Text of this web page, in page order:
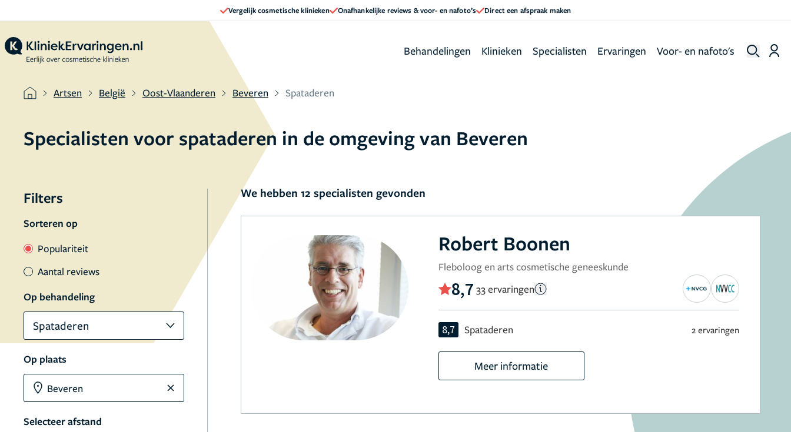
Vergelijk cosmetische klinieken Onafhankelijke reviews & voor- en nafoto’s Direct een afspraak maken
Behandelingen Klinieken Specialisten Ervaringen Voor- en nafoto's
Artsen België Oost-Vlaanderen Beveren Spataderen
Specialisten voor spataderen in de omgeving van Beveren
Filters
Sorteren op
Populariteit
Aantal reviews
Op behandeling
Spataderen
Op plaats
Selecteer afstand
We hebben 12 specialisten gevonden
Robert Boonen
Fleboloog en arts cosmetische geneeskunde
8,7 33 ervaringen
8,7 Spataderen 2 ervaringen
Meer informatie